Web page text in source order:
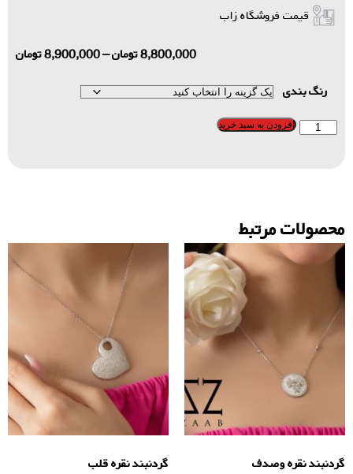
قیمت فروشگاه زاب
8,800,000تومان–
8,900,000تومان
رنگ بندی
افزودن به سبد خرید
محصولات مرتبط
گردنبند نقره وصدف گردنبند نقره قلب